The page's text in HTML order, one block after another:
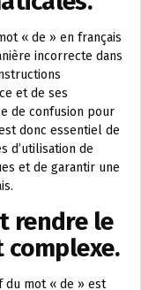
« de » en français
incorrecte dans
et de ses
de confusion pour
donc essentiel de
d’utilisation de
et de garantir une
rendre le
du mot « de » est